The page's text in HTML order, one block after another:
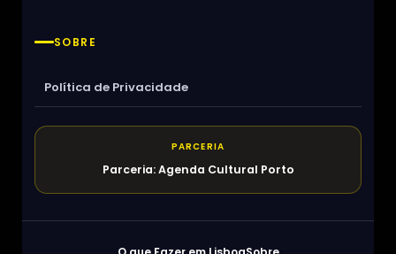
SOBRE
Política de Privacidade
PARCERIA
Parceria: Agenda Cultural Porto